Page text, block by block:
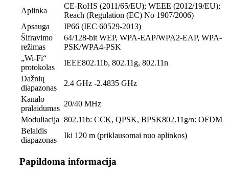
Aplinka
CE-RoHS (2011/65/EU); WEEE (2012/19/EU);
Reach (Regulation (EC) No 1907/2006)
Apsauga
IP66 (IEC 60529-2013)
Šifravimo
režimas
64/128-bit WEP, WPA-EAP/WPA2-EAP, WPA-
PSK/WPA4-PSK
„Wi-Fi“
protokolas
IEEE802.11b, 802.11g, 802.11n
Dažnių
diapazonas
2.4 GHz -2.4835 GHz
Kanalo
pralaidumas
20/40 MHz
Moduliacija 802.11b: CCK, QPSK, BPSK802.11g/n: OFDM
Belaidis
diapazonas
Iki 120 m (priklausomai nuo aplinkos)
Papildoma informacija